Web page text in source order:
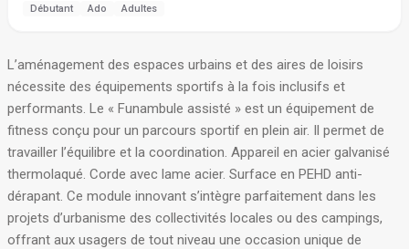
Débutant Ado Adultes
L’aménagement des espaces urbains et des aires de loisirs
nécessite des équipements sportifs à la fois inclusifs et
performants. Le « Funambule assisté » est un équipement de
fitness conçu pour un parcours sportif en plein air. Il permet de
travailler l’équilibre et la coordination. Appareil en acier galvanisé
thermolaqué. Corde avec lame acier. Surface en PEHD anti-
dérapant. Ce module innovant s’intègre parfaitement dans les
projets d’urbanisme des collectivités locales ou des campings,
offrant aux usagers de tout niveau une occasion unique de